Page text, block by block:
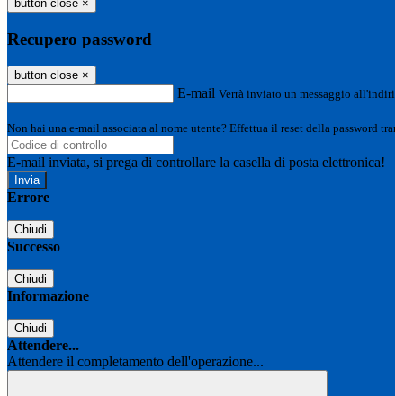
button close ×
Recupero password
button close ×
E-mail Verrà inviato un messaggio
Non hai una e-mail associata al nome utente? Effettua il reset della password
E-mail inviata, si prega di controllare la casella di posta elettronica!
Errore
Chiudi
Successo
Chiudi
Informazione
Chiudi
Attendere...
Attendere il completamento dell'operazione...